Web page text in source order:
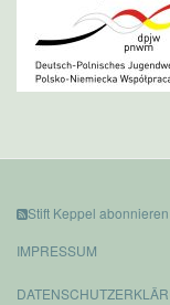
Stift Keppel abonnieren
IMPRESSUM